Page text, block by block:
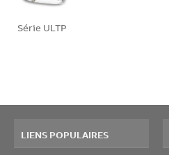
Série ULTP
LIENS POPULAIRES